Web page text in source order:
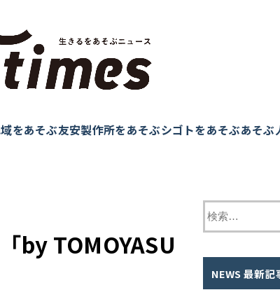
をあそぶ友安製作所をあそぶシゴトをあそぶあそぶ
by TOMOYASU
NEWS 最新記